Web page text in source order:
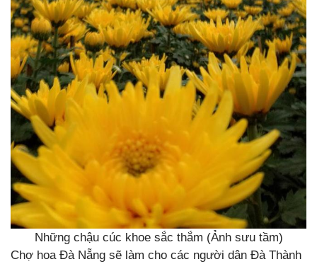
Những chậu cúc khoe sắc thắm (Ảnh sưu tầm)
Chợ hoa Đà Nẵng sẽ làm cho các người dân Đà Thành